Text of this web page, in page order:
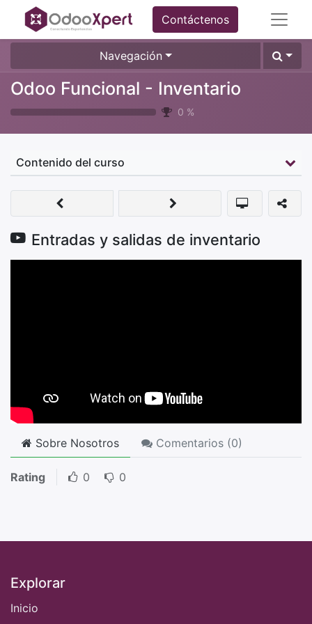
Contáctenos
Navegación
Odoo Funcional - Inventario
0 %
Contenido del curso
Entradas y salidas de inventario
Sobre Nosotros Comentarios (0)
Rating 0 0
Explorar
Inicio